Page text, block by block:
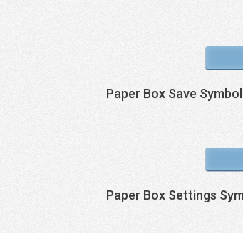
Paper Box Save Symbol
Paper Box Settings